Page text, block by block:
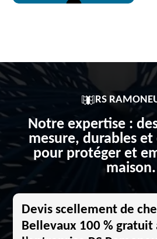
RS
Notre expertise :
mesure, durables
pour protéger et
maison.
Devis scellement de
Bellevaux 100 % gratuit